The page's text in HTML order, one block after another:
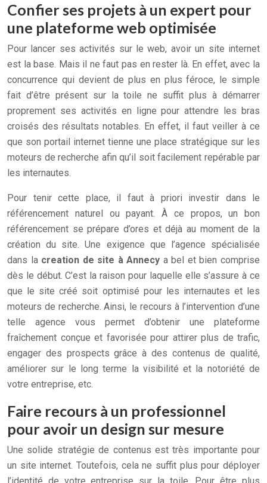
Confier ses projets à un expert pour
une plateforme web optimisée
Pour lancer ses activités sur le web, avoir un site internet
est la base. Mais il ne faut pas en rester là. En effet, avec la
concurrence qui devient de plus en plus féroce, le simple
fait d’être présent sur la toile ne suffit plus à démarrer
proprement ses activités en ligne pour attendre les bras
croisés des résultats notables. En effet, il faut veiller à ce
que son portail internet tienne une place stratégique sur les
moteurs de recherche afin qu’il soit facilement repérable par
les internautes.
Pour tenir cette place, il faut à priori investir dans le
référencement naturel ou payant. À ce propos, un bon
référencement se prépare d’ores et déjà au moment de la
création du site. Une exigence que l’agence spécialisée
dans la creation de site à Annecy a bel et bien comprise
dès le début. C’est la raison pour laquelle elle s’assure à ce
que le site créé soit optimisé pour les internautes et les
moteurs de recherche. Ainsi, le recours à l’intervention d’une
telle agence vous permet d’obtenir une plateforme
fraîchement conçue et favorisée pour attirer plus de trafic,
engager des prospects grâce à des contenus de qualité,
améliorer sur le long terme la visibilité et la notoriété de
votre entreprise, etc.
Faire recours à un professionnel
pour avoir un design sur mesure
Une solide stratégie de contenus est très importante pour
un site internet. Toutefois, cela ne suffit plus pour déployer